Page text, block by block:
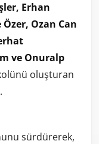
Erhan
Ozan Can
ve Onuralp
oluşturan
sürdürerek,